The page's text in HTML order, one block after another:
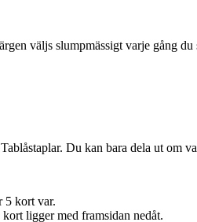
väljs slumpmässigt varje gång du
Du kan bara dela ut om
5 kort var.
ligger med framsidan nedåt.